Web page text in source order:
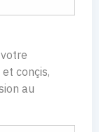
conçis,
au